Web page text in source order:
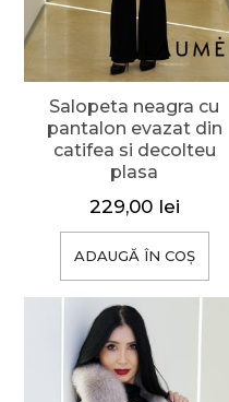
Salopeta neagra cu
pantalon evazat din
catifea si decolteu
plasa
229,00 lei
ADAUGĂ ÎN COȘ